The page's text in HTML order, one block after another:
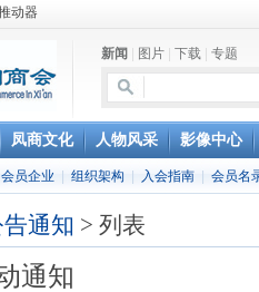
动器
新闻 图片 下载 专题
凤商文化 人物风采 影像中心
会员企业 组织架构 入会指南 会员名
通知 > 列表
通知